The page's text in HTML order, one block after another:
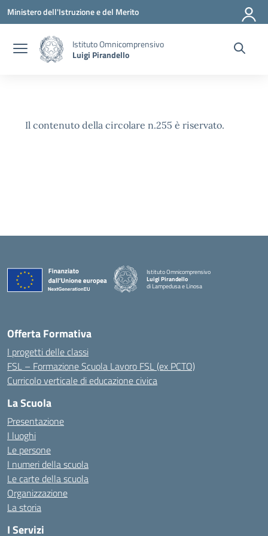
Vai ai contenuti
Vai al menu di navigazione
Vai al footer
Ministero dell'Istruzione e del Merito
Istituto Omnicomprensivo
Luigi Pirandello
Il contenuto della circolare n.255 è riservato.
Istituto Omnicomprensivo
Luigi Pirandello
di Lampedusa e Linosa
Offerta Formativa
I progetti delle classi
FSL – Formazione Scuola Lavoro FSL (ex PCTO)
Curricolo verticale di educazione civica
La Scuola
Presentazione
I luoghi
Le persone
I numeri della scuola
Le carte della scuola
Organizzazione
La storia
I Servizi